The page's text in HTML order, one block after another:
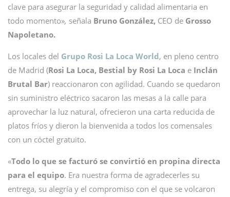
clave para asegurar la seguridad y calidad alimentaria en
todo momento», señala Bruno González, CEO de Grosso
Napoletano.
Los locales del Grupo Rosi La Loca World, en pleno centro
de Madrid (Rosi La Loca, Bestial by Rosi La Loca e Inclán
Brutal Bar) reaccionaron con agilidad. Cuando se quedaron
sin suministro eléctrico sacaron las mesas a la calle para
aprovechar la luz natural, ofrecieron una carta reducida de
platos fríos y dieron la bienvenida a todos los comensales
con un cóctel gratuito.
«Todo lo que se facturó se convirtió en propina directa
para el equipo. Era nuestra forma de agradecerles su
entrega, su alegría y el compromiso con el que se volcaron